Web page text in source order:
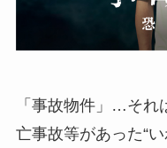
「事故物件」…それ
亡事故等があった“